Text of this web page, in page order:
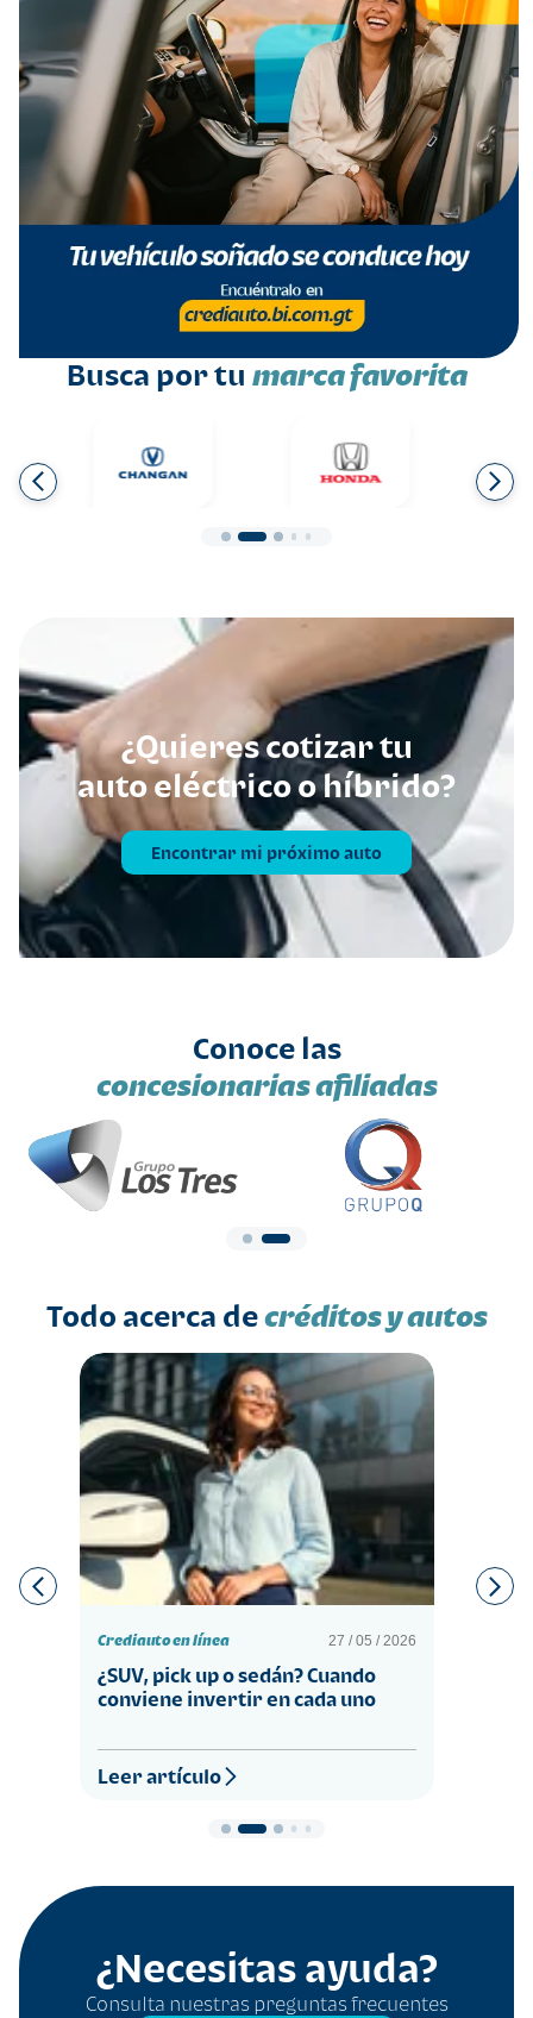
Busca por tu marca favorita
¿Quieres cotizar tu
auto eléctrico o híbrido?
Encontrar mi próximo auto
Conoce las
concesionarias afiliadas
Todo acerca decréditos y autos
Crediauto en línea 27 / 05 / 2026
¿SUV, pick up o sedán? Cuando
conviene invertir en cada uno
Leer artículo
¿Necesitas ayuda?
Consulta nuestras preguntas frecuentes